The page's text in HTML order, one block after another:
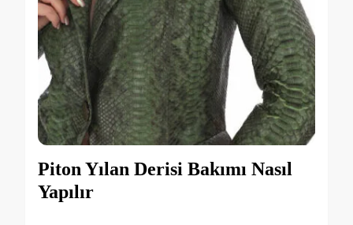
Piton Yılan Derisi Bakımı Nasıl
Yapılır